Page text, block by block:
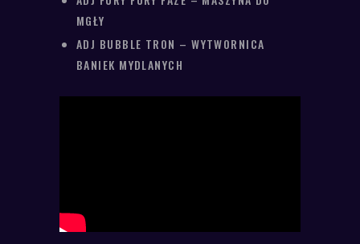
MGŁY
ADJ BUBBLE TRON – WYTWORNICA
BANIEK MYDLANYCH